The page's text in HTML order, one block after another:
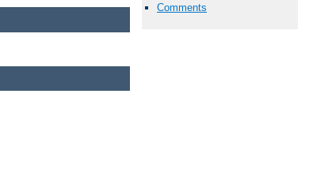
Comments